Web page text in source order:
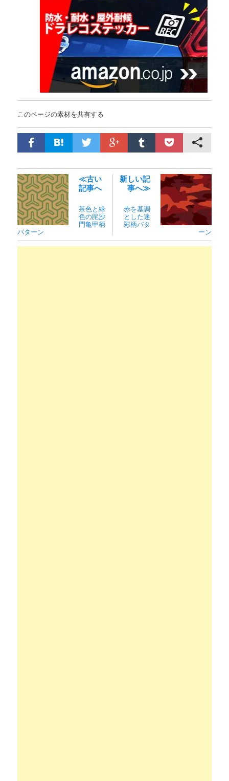
このページの素材を共有する
≪古い
記事へ
茶色と緑
色の毘沙
門亀甲柄
パターン
新しい記
事へ≫
赤を基調
とした迷
彩柄パタ
ーン